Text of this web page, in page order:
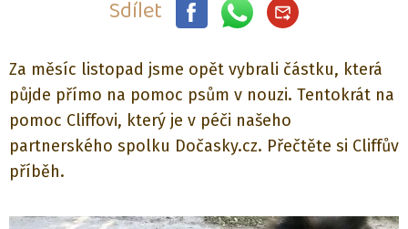
Sdílet
Za měsíc listopad jsme opět vybrali částku, která
půjde přímo na pomoc psům v nouzi. Tentokrát na
pomoc Cliffovi, který je v péči našeho
partnerského spolku Dočasky.cz. Přečtěte si Cliffův
příběh.